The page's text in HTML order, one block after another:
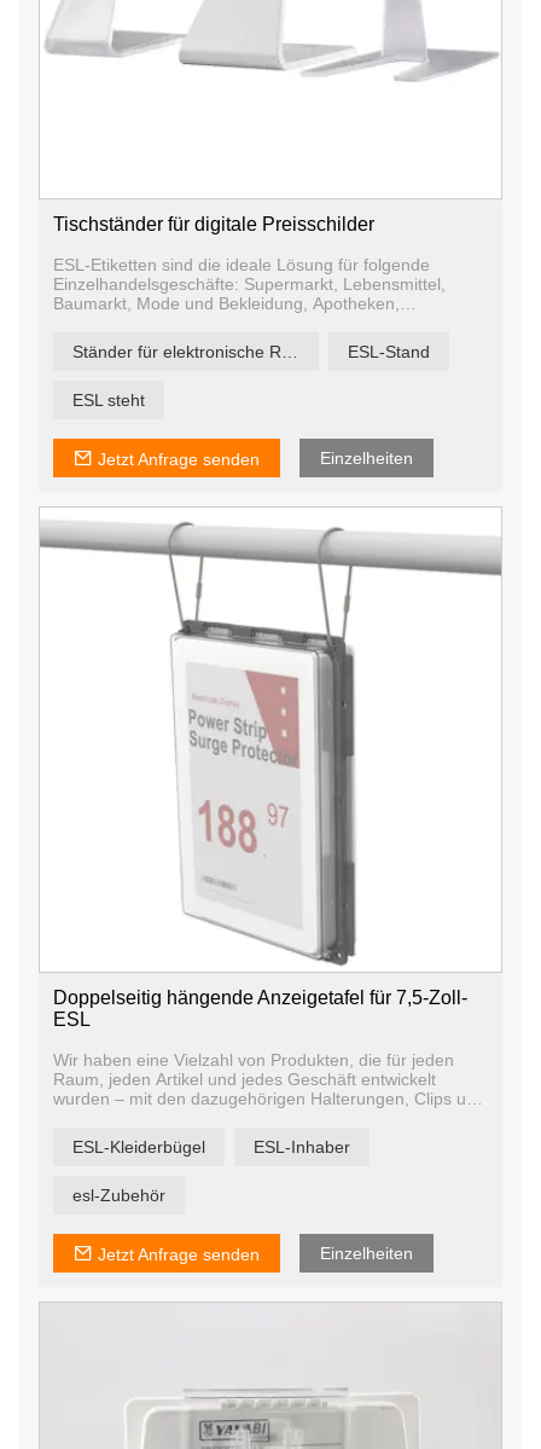
Tischständer für digitale Preisschilder
ESL-Etiketten sind die ideale Lösung für folgende
Einzelhandelsgeschäfte: Supermarkt, Lebensmittel,
Baumarkt, Mode und Bekleidung, Apotheken,
auch als Digital Signage in Büros, Krankenhäusern,
Hotels und Flughäfen oder als Haltestellenfahrpläne und
ESL-Stand
ESL steht
Jetzt Anfrage senden Einzelheiten
Doppelseitig hängende Anzeigetafel für 7,5-Zoll-
ESL
Wir haben eine Vielzahl von Produkten, die für jeden
Raum, jeden Artikel und jedes Geschäft entwickelt
wurden – mit den dazugehörigen Halterungen, Clips und
Ihren vorhandenen Möbeln befestigt.
ESL-Kleiderbügel ESL-Inhaber
esl-Zubehör
Jetzt Anfrage senden Einzelheiten